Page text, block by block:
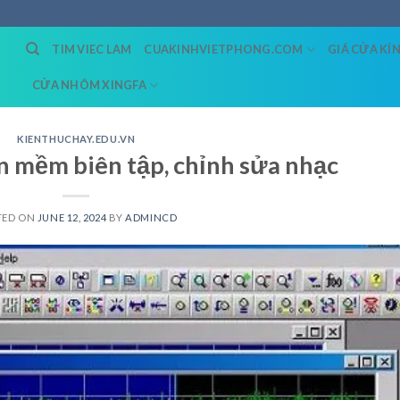
TIM VIEC LAM CUAKINHVIETPHONG.COM GIÁ CỬA
CỬA NHÔM XINGFA
KIENTHUCHAY.EDU.VN
mềm biên tập, chỉnh sửa nhạc
ON JUNE 12, 2024 BY ADMINCD